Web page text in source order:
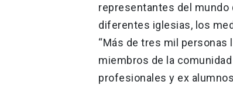
representantes del mundo
diferentes iglesias, los
“Más de tres mil personas
miembros de la
profesionales y ex